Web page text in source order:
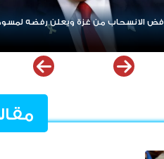
ردا على «خروقات» حزب الله..